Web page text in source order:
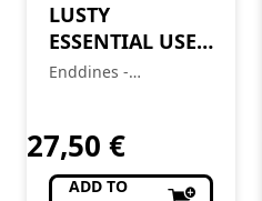
LUSTY
ESSENTIAL USE
FINISHER –
Enddines -
27,50 €
ADD TO